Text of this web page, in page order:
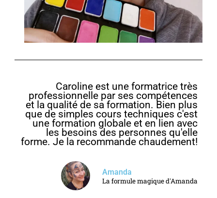
Caroline est une formatrice très
professionnelle par ses compétences
et la qualité de sa formation. Bien plus
que de simples cours techniques c'est
une formation globale et en lien avec
les besoins des personnes qu'elle
forme. Je la recommande chaudement!
Amanda
La formule magique d'Amanda